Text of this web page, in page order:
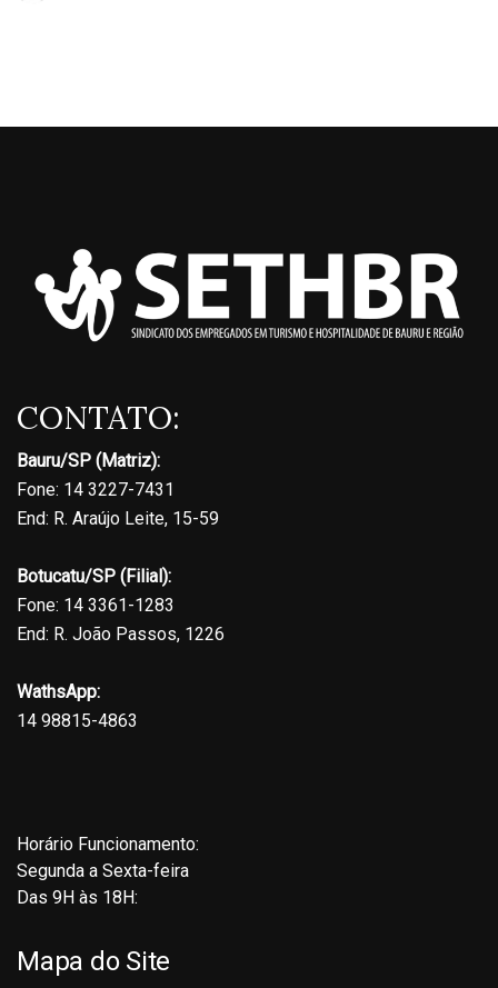
CONTATO:
Bauru/SP (Matriz):
Fone: 14 3227-7431
End: R. Araújo Leite, 15-59
Botucatu/SP (Filial):
Fone: 14 3361-1283
End: R. João Passos, 1226
WathsApp:
14 98815-4863
Horário Funcionamento:
Segunda a Sexta-feira
Das 9H às 18H:
Mapa do Site